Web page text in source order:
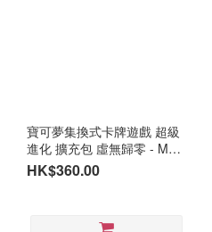
寶可夢集換式卡牌遊戲 超級
進化 擴充包 虛無歸零 - M3
(CG-PM3)
HK$360.00